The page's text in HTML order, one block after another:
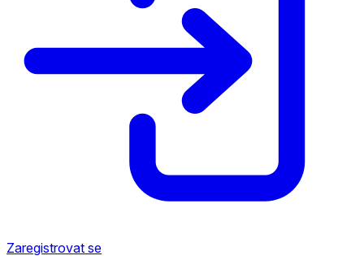
Zaregistrovat se